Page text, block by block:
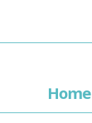
Home